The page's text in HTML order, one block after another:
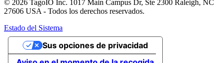
© 2026 TagoIO Inc. 1017 Main Campus Dr, Ste 2300 Raleigh, NC
27606 USA - Todos los derechos reservados.
Estado del Sistema
Sus opciones de privacidad